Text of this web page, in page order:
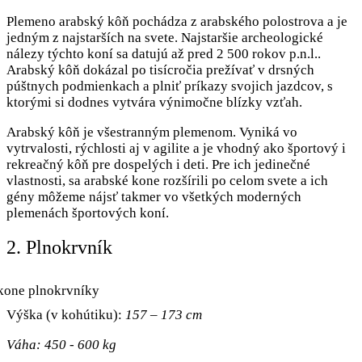
Plemeno arabský kôň pochádza z arabského polostrova a je
jedným z najstarších na svete. Najstaršie archeologické
nálezy týchto koní sa datujú až pred 2 500 rokov p.n.l..
Arabský kôň dokázal po tisícročia prežívať v drsných
púštnych podmienkach a plniť príkazy svojich jazdcov, s
ktorými si dodnes vytvára výnimočne blízky vzťah.
Arabský kôň je všestranným plemenom. Vyniká vo
vytrvalosti, rýchlosti aj v agilite a je vhodný ako športový i
rekreačný kôň pre dospelých i deti. Pre ich jedinečné
vlastnosti, sa arabské kone rozšírili po celom svete a ich
gény môžeme nájsť takmer vo všetkých moderných
plemenách športových koní.
2. Plnokrvník
Výška (v kohútiku): 157 – 173 cm
Váha: 450 - 600 kg